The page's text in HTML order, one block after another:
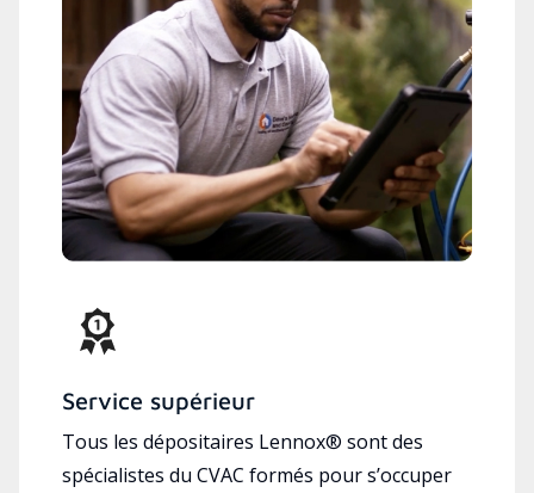
Service supérieur
Tous les dépositaires Lennox® sont des
spécialistes du CVAC formés pour s’occuper